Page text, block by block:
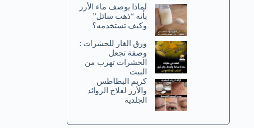
لماذا يوصف ماء الأرز
بأنه “ذهب سائل”
وكيف تستخدمه؟
ورق الغار للحشرات :
وصفة تجعل
الحشرات تهرب من
البيت
كريم البطاطس
والأرز لعلاج الزوائد
الجلدية